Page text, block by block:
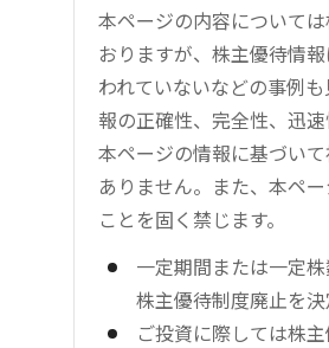
本ページの内容について
おりますが、株主優待情
われていないなどの事例
報の正確性、完全性、迅
本ページの情報に基づい
ありません。また、本ペ
ことを固く禁じます。
一定期間または一定
株主優待制度廃止を
ご投資に際しては株